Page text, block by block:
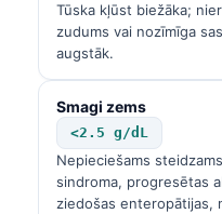
Tūska kļūst biežāka;
zudums vai nozīmīga
augstāk.
Smagi zems
<2.5 g/dL
Nepieciešams
sindroma, progresētas
ziedošas enteropātijas,